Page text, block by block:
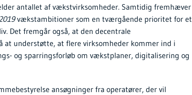
antallet af vækstvirksomheder. Samtidig fremhæver
vækstambitioner som en tværgående prioritet for et
Det fremgår også, at den decentrale
at understøtte, at flere virksomheder kommer ind i
og sparringsforløb om vækstplaner, digitalisering og
ansøgninger fra operatører, der vil